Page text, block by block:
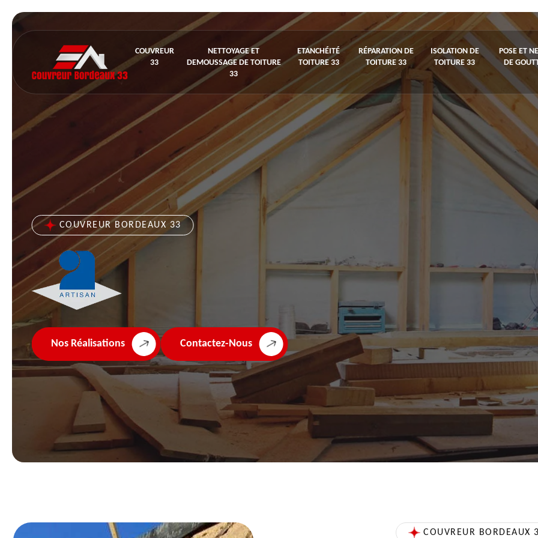
COUVREUR
33
NETTOYAGE ET
DEMOUSSAGE DE TOITURE
33
ETANCHÉITÉ
TOITURE 33
RÉPARATION DE
TOITURE 33
ISOLATION DE
TOITURE 33
POSE ET
DE
COUVREUR BORDEAUX 33
Nos Réalisations Contactez-Nous
COUVREUR BORDEAUX